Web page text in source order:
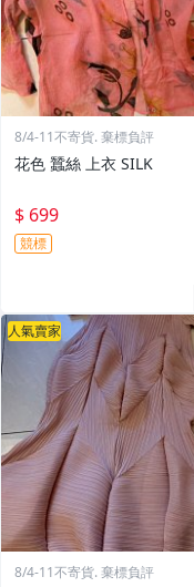
8/4-11不寄貨. 棄標負評
花色 蠶絲 上衣 SILK
$ 699
競標
人氣賣家
8/4-11不寄貨. 棄標負評